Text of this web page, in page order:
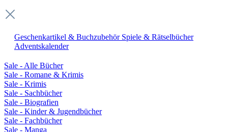
Geschenkartikel & Buchzubehör Spiele & Rätselbücher
Adventskalender
Sale - Alle Bücher
Sale - Romane & Krimis
Sale - Krimis
Sale - Sachbücher
Sale - Biografien
Sale - Kinder & Jugendbücher
Sale - Fachbücher
Sale - Manga